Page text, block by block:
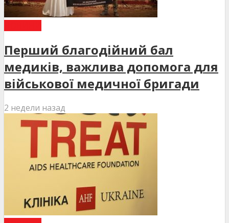
Перший благодійний бал
медиків, важлива допомога для
військової медичної бригади
2 недели назад